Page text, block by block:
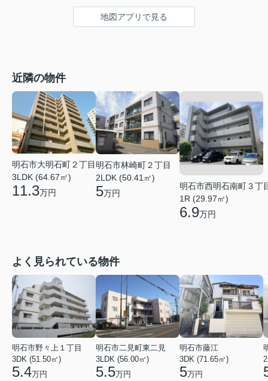
地図アプリで見る
近隣の物件
明石市大明石町２丁目
3LDK (64.67㎡)
11.3万円
明石市林崎町２丁目
2LDK (50.41㎡)
5万円
明石市西明石南町３丁
1R (29.97㎡)
6.9万円
よく見られている物件
明石市野々上１丁目
3DK (51.50㎡)
5.4万円
明石市二見町東二見
3LDK (56.00㎡)
5.5万円
明石市藤江
3DK (71.65㎡)
5万円